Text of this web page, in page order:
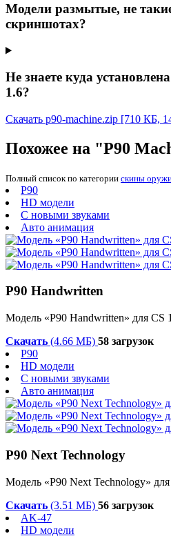
Модели размытые, не
скриншотах?
Не знаете куда
1.6?
Скачать p90-machine.zip [710 КБ,
Похожее на "P90
Полный список по категории скины
P90
HD модели
С новыми звуками
Авто анимация
P90 Handwritten
Модель «P90 Handwritten» для CS
Скачать (4.66 МБ) 58 загрузок
P90
HD модели
С новыми звуками
Авто анимация
P90 Next Technology
Модель «P90 Next Technology»
Скачать (3.51 МБ) 56 загрузок
AK-47
HD модели